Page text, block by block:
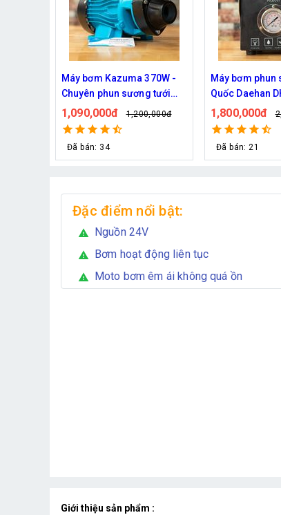
Máy bơm phun sương Hàn
Quốc Daehan DH 50 - Hỗ trợ
từ 30 đến 50 béc phun
1,800,000đ 2,129,000đ
Đã bán: 21
Máy bơm phun
mát công suât
FOG-2703 hỗ
phun
1,950,000đ
Đã bán: 292
Đặc điểm nổi bật:
warning Nguồn 24V
warning Bơm hoạt động liên tục
warning Moto bơm êm ái không quá ồn
Giới thiệu sản phẩm :